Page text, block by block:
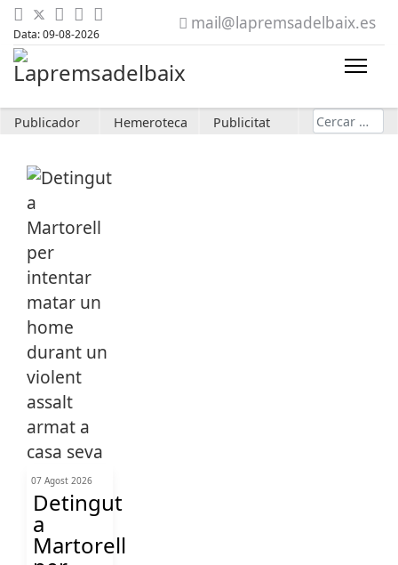
Data: 09-08-2026
mail@lapremsadelbaix.es
Publicador Hemeroteca Publicitat Cerca
07 Agost 2026
Detingut
a
Martorell